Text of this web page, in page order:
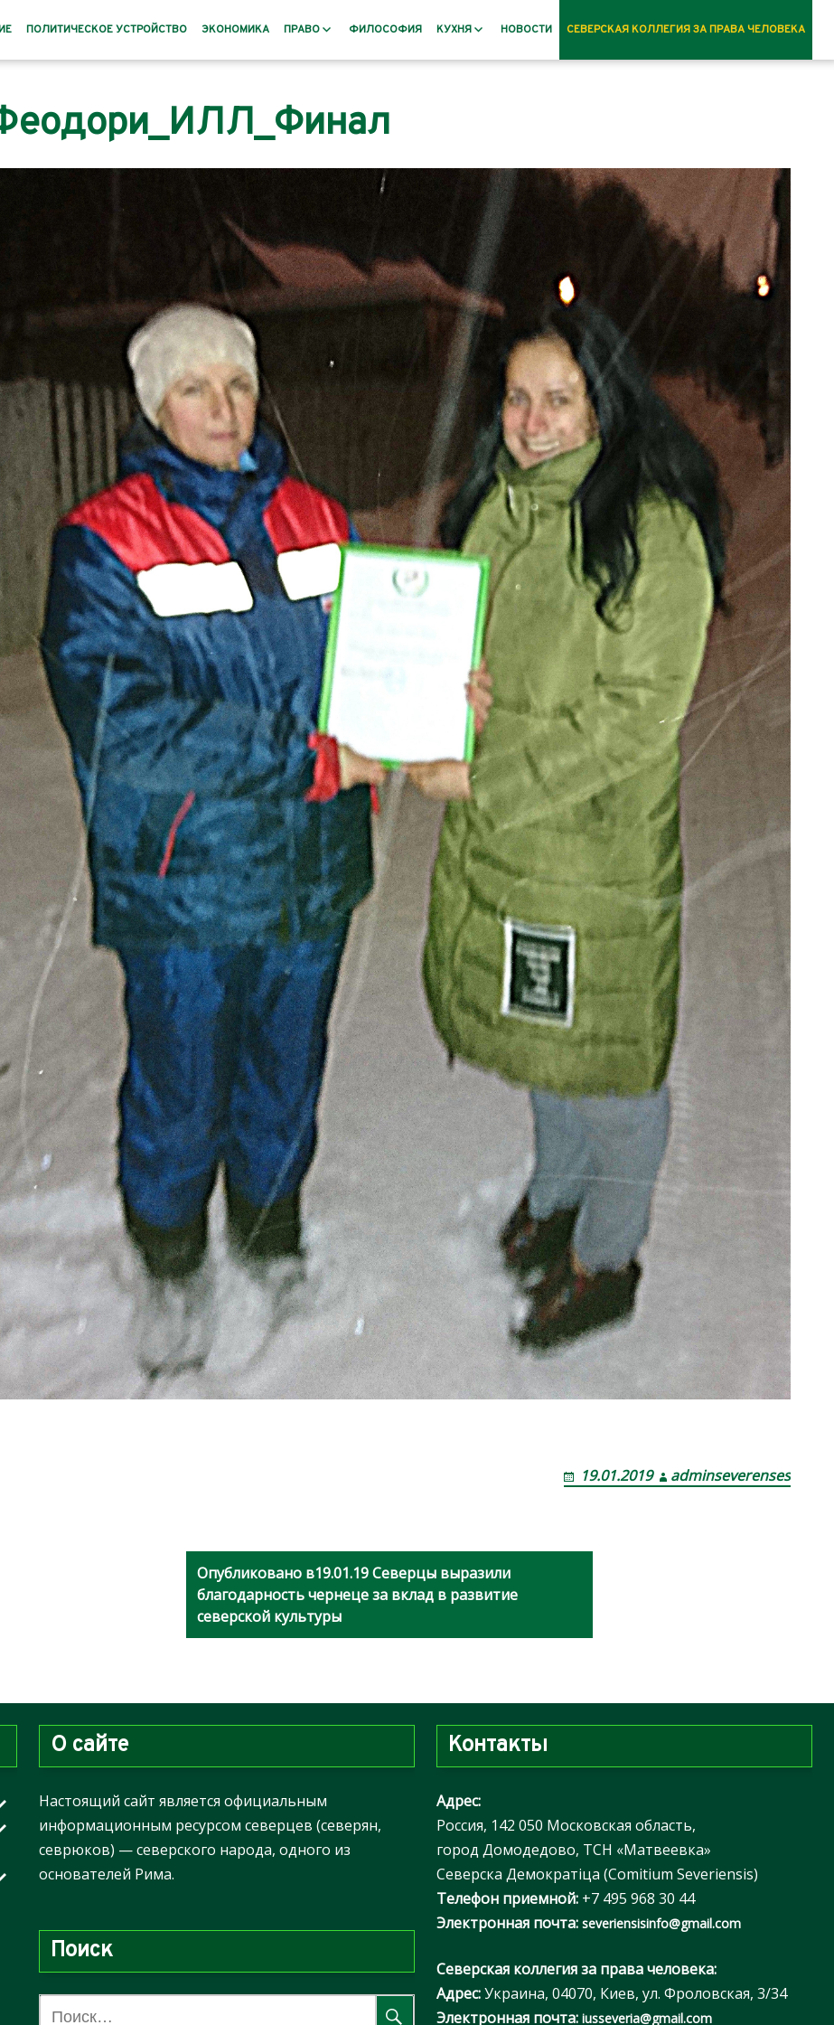
– раннее
и
и
ПОЛИТИЧЕСКОЕ УСТРОЙСТВО ЭКОНОМИКА ПРАВО ФИЛОСОФИЯ КУХНЯ НОВОСТИ СЕВЕРСКАЯ КОЛЛЕГИЯ ЗА ПРАВА ЧЕЛОВЕКА
19.01.2019 adminseverenses
Опубликовано в19.01.19 Северцы выразили
благодарность чернеце за вклад в развитие
северской культуры
О сайте
Настоящий сайт является официальным
информационным ресурсом северцев (северян,
севрюков) — северского народа, одного из
основателей Рима.
Поиск
Контакты
Адрес:
Россия, 142 050 Московская область,
город Домодедово, ТСН «Матвеевка»
Северска Демократiца (Comitium Severiensis)
Телефон приемной: +7 495 968 30 44
Электронная почта: severiensisinfo@gmail.com
Северская коллегия за права человека:
Адрес:Украина, 04070, Киев, ул. Фроловская, 3/34
Электронная почта: iusseveria@gmail.com